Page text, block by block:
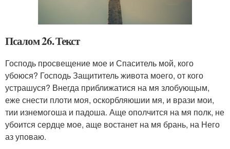
Псалом 26. Текст
Господь просвещение мое и Спаситель мой, кого
убоюся? Господь Защититель живота моего, от кого
устрашуся? Внегда приближатися на мя злобующым,
еже снести плоти моя, оскорбляюшии мя, и врази мои,
тии изнемогоша и падоша. Аще ополчится на мя полк, не
убоится сердце мое, аще востанет на мя брань, на Него
аз уповаю.